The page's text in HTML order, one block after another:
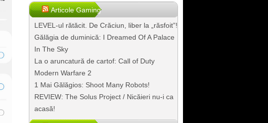
Articole Gaming
LEVEL-ul rătăcit. De Crăciun, liber la „răsfoit”!
Gălăgia de duminică: I Dreamed Of A Palace
In The Sky
La o aruncatură de cartof: Call of Duty
Modern Warfare 2
1 Mai Gălăgios: Shoot Many Robots!
REVIEW: The Solus Project / Nicăieri nu-i ca
acasă!